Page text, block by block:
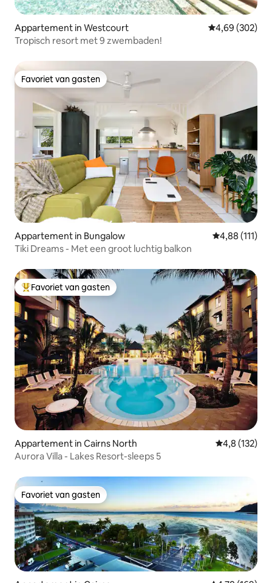
Appartement in Westcourt Gemiddelde
4,69 (302)
Tropisch resort met 9 zwembaden!
Favoriet van gasten
Favoriet van gasten
Appartement in Bungalow Gemiddelde
4,88 (111)
Tiki Dreams - Met een groot luchtig balkon
Topfavoriet van gasten
Favoriet van gasten
Appartement in Cairns North Gemiddelde
4,8 (132)
Aurora Villa - Lakes Resort-sleeps 5
Favoriet van gasten
Favoriet van gasten